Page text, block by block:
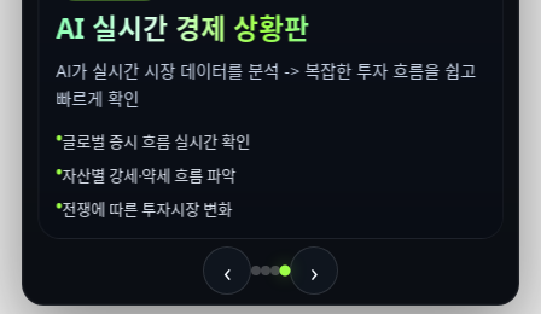
퀀트프로 : AI가 찾아주는 투자 기회
AI 기반 차트 분석부터 실시간 시장 이슈까지, 투자에 필요한
핵심 정보를 한 번에 제공합니다.
AI 차트 자동 분석 및 추세 타이밍 제공
불레이더: 전쟁·경제 흐름 실시간 시각화
실시간 투자 이슈 및 뉴스 큐레이션
‹ ›